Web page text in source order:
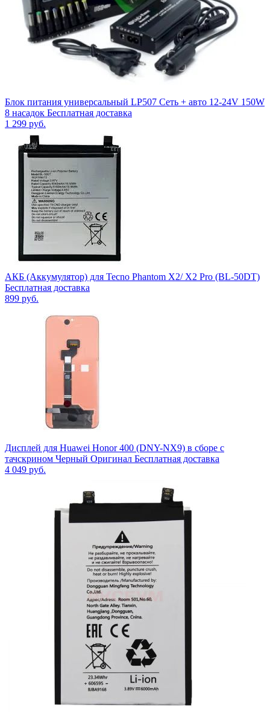
Блок питания универсальный LP507 Сеть + авто 12-24V 150W
8 насадок Бесплатная доставка
1 299 руб.
АКБ (Аккумулятор) для Tecno Phantom X2/ X2 Pro (BL-50DT)
Бесплатная доставка
899 руб.
Дисплей для Huawei Honor 400 (DNY-NX9) в сборе с
тачскрином Черный Оригинал Бесплатная доставка
4 049 руб.